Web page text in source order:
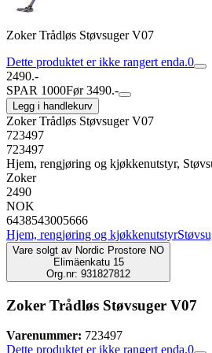
Zoker Trådløs Støvsuger V07
Dette produktet er ikke rangert enda.0
2490.-
SPAR 1000Før 3490.-
Legg i handlekurv
Zoker Trådløs Støvsuger V07
723497
723497
Hjem, rengjøring og kjøkkenutstyr,
Zoker
2490
NOK
6438543005666
Hjem, rengjøring og kjøkkenutstyr
Vare solgt av Nordic Prostore NO
Elimäenkatu 15
Org.nr: 931827812
Zoker Trådløs Støvsuger V07
Varenummer: 723497
Dette produktet er ikke rangert enda.0